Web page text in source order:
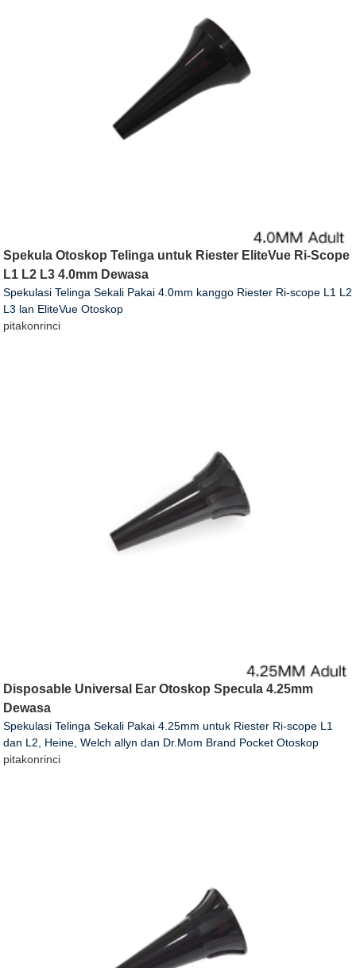
Spekula Otoskop Telinga untuk Riester EliteVue Ri-Scope
L1 L2 L3 4.0mm Dewasa
Spekulasi Telinga Sekali Pakai 4.0mm kanggo Riester Ri-scope L1 L2
L3 lan EliteVue Otoskop
pitakonrinci
Disposable Universal Ear Otoskop Specula 4.25mm
Dewasa
Spekulasi Telinga Sekali Pakai 4.25mm untuk Riester Ri-scope L1
dan L2, Heine, Welch allyn dan Dr.Mom Brand Pocket Otoskop
pitakonrinci